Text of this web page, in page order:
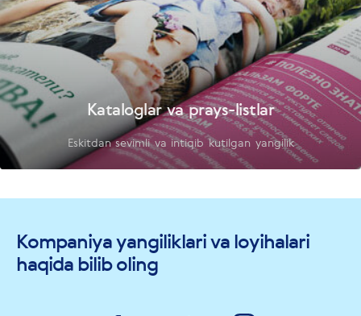
Kataloglar va prays-listlar
Eskitdan sevimli va intiqib kutilgan yangilik
Kompaniya yangiliklari va loyihalari
haqida bilib oling